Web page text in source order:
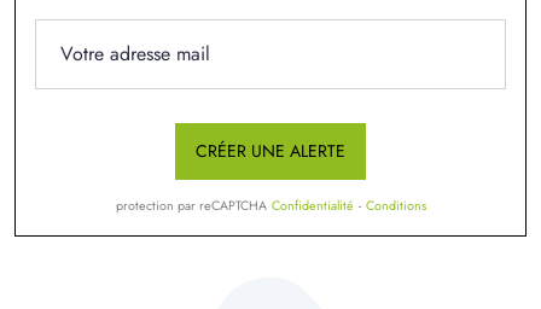
CRÉER UNE ALERTE
protection par reCAPTCHA Confidentialité - Conditions